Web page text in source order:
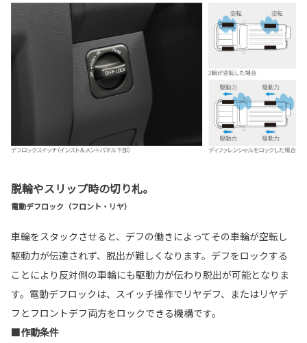
脱輪やスリップ時の切り札。
電動デフロック（フロント・リヤ）
車輪をスタックさせると、デフの働きによってその車輪が空転し
駆動力が伝達されず、脱出が難しくなります。デフをロックする
ことにより反対側の車輪にも駆動力が伝わり脱出が可能となりま
す。電動デフロックは、スイッチ操作でリヤデフ、またはリヤデ
フとフロントデフ両方をロックできる機構です。
■作動条件